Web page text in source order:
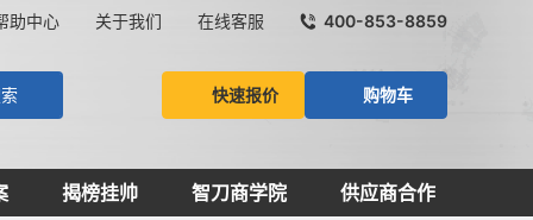
助中心 关于我们 在线客服 400-853-8859
快速报价 购物车
揭榜挂帅 智刀商学院 供应商合作